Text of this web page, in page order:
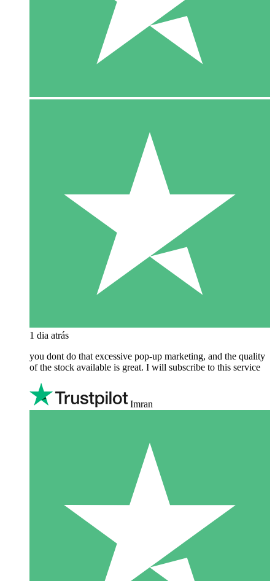
1 dia atrás
you dont do that excessive pop-up marketing, and the quality
of the stock available is great. I will subscribe to this service
Imran